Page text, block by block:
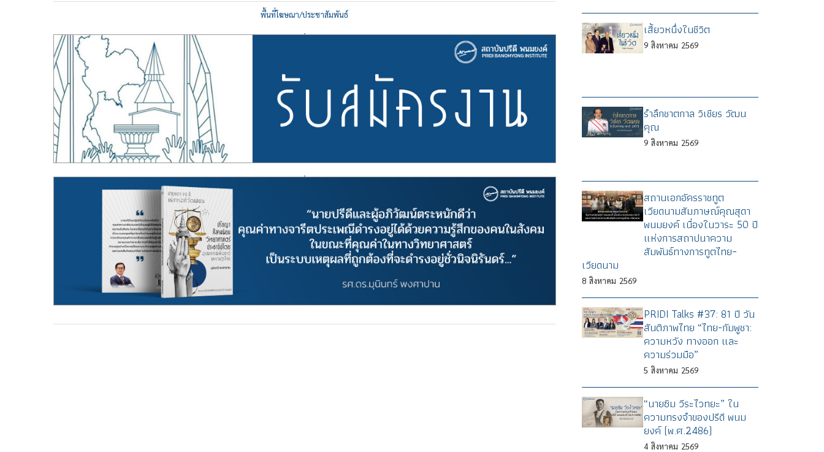
พื้นที่โฆษณา/ประชาสัมพันธ์
เสี้ยวหนึ่งในชีวิต
9 สิงหาคม 2569
รำลึกชาตกาล วิเชียร วัฒน
คุณ
9 สิงหาคม 2569
สถานเอกอัครราชทูต
เวียดนามสัมภาษณ์คุณสุดา
พนมยงค์ เนื่องในวาระ 50 ปี
แห่งการสถาปนาความ
สัมพันธ์ทางการทูตไทย–
เวียดนาม
8 สิงหาคม 2569
PRIDI Talks #37: 81 ปี วัน
สันติภาพไทย “ไทย-กัมพูชา:
ความหวัง ทางออก และ
ความร่วมมือ”
5 สิงหาคม 2569
“นายซิม วีระไวทยะ” ใน
ความทรงจำของปรีดี พนม
ยงค์ (พ.ศ.2486)
4 สิงหาคม 2569